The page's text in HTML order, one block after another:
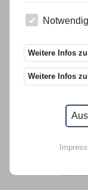
Notwendig
Weitere Infos
Weitere Infos